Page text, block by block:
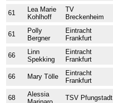
61
Lea Marie
Kohlhoff
TV
Breckenheim
61
Polly
Bergner
Eintracht
Frankfurt
66
Linn
Spekking
Eintracht
Frankfurt
66 Mary Tölle
Eintracht
Frankfurt
68
Alessia
TSV Pfungstadt